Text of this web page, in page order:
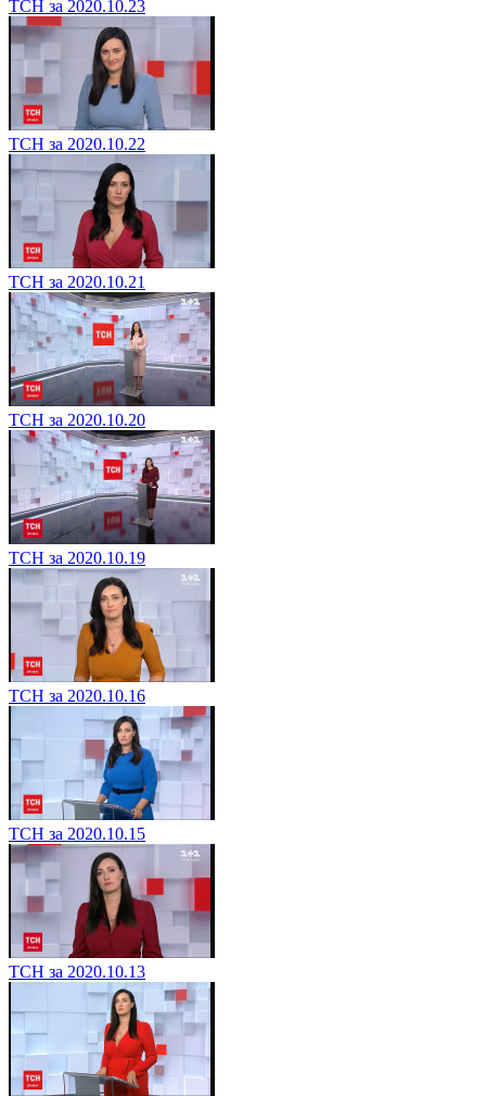
ТСН за 2020.10.23
ТСН за 2020.10.22
ТСН за 2020.10.21
ТСН за 2020.10.20
ТСН за 2020.10.19
ТСН за 2020.10.16
ТСН за 2020.10.15
ТСН за 2020.10.13